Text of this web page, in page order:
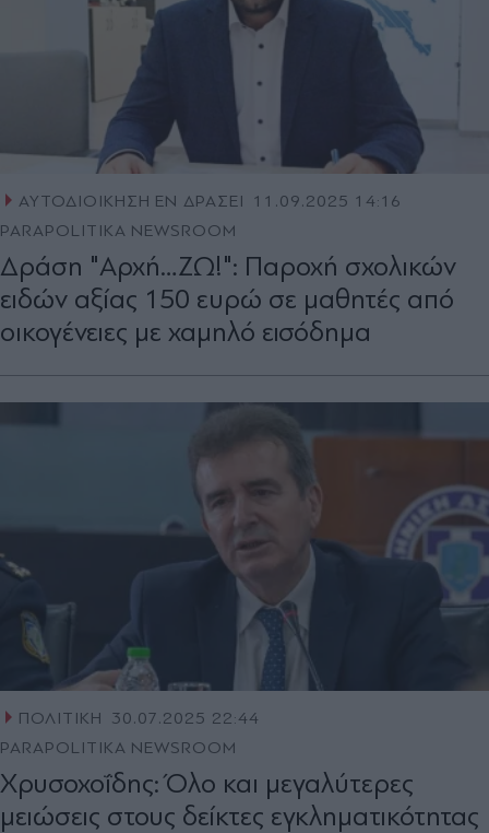
ΑΥΤΟΔΙΟΙΚΗΣΗ ΕΝ ΔΡΑΣΕΙ
11.09.2025 14:16
PARAPOLITIKA NEWSROOM
Δράση "Αρχή…ΖΩ!": Παροχή σχολικών
ειδών αξίας 150 ευρώ σε μαθητές από
οικογένειες με χαμηλό εισόδημα
ΠΟΛΙΤΙΚΗ
30.07.2025 22:44
PARAPOLITIKA NEWSROOM
Χρυσοχοΐδης: Όλο και μεγαλύτερες
μειώσεις στους δείκτες εγκληματικότητας